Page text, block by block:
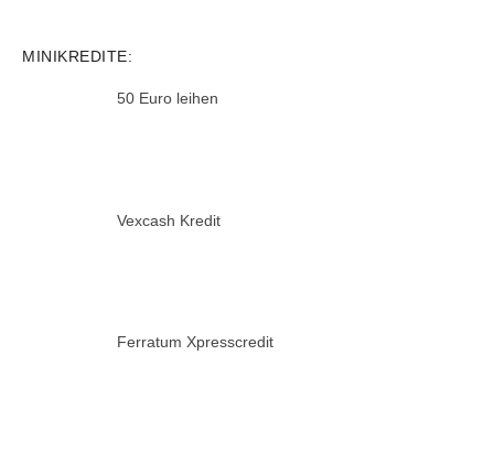
MINIKREDITE:
50 Euro leihen
Vexcash Kredit
Ferratum Xpresscredit